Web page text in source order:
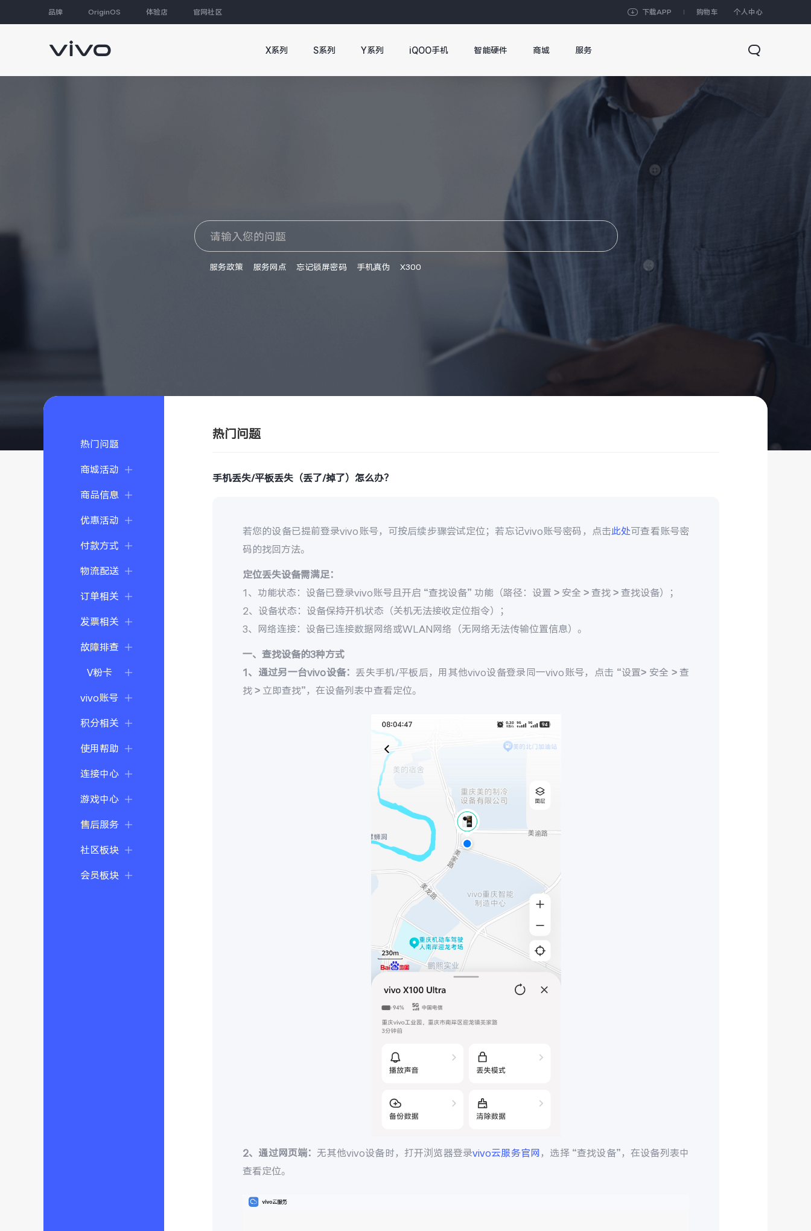
品牌 OriginOS 体验店 官网社区 下载APP 购物车 个人中心
X系列 S系列 Y系列 iQOO手机 智能硬件 商城 服务
服务政策 服务网点 忘记锁屏密码 手机真伪 X300
热门问题
商城活动
商品信息
优惠活动
付款方式
物流配送
订单相关
发票相关
故障排查
V粉卡
vivo账号
积分相关
使用帮助
连接中心
游戏中心
售后服务
社区板块
会员板块
热门问题
手机丢失/平板丢失（丢了/掉了）怎么办？
若您的设备已提前登录vivo账号，可按后续步骤尝试定位；若忘记vivo账号密码，点击此处可查看账号密
码的找回方法。
定位丢失设备需满足：
1、功能状态：设备已登录vivo账号且开启 “查找设备” 功能（路径：设置 > 安全 > 查找 > 查找设备）；
2、设备状态：设备保持开机状态（关机无法接收定位指令）；
3、网络连接：设备已连接数据网络或WLAN网络（无网络无法传输位置信息）。
一、查找设备的3种方式
1、通过另一台vivo设备： 丢失手机/平板后，用其他vivo设备登录同一vivo账号，点击 “设置> 安全 > 查
找 > 立即查找”，在设备列表中查看定位。
2、通过网页端： 无其他vivo设备时，打开浏览器登录vivo云服务官网 ，选择 “查找设备”，在设备列表中
查看定位。